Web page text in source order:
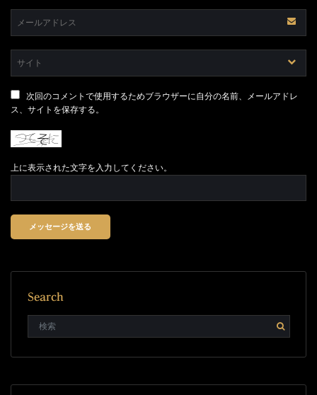
次回のコメントで使用するためブラウザーに自分の名前、メールアドレ
ス、サイトを保存する。
上に表示された文字を入力してください。
Search